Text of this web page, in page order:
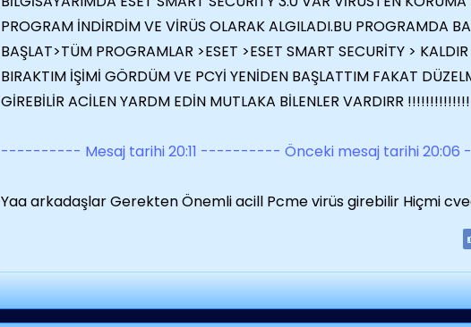
PROGRAM İNDİRDİM VE VİRÜS OLARAK ALGILADI.BU PROGRAMDA
BAŞLAT>TÜM PROGRAMLAR >ESET >ESET SMART SECURİTY >
BIRAKTIM İŞİMİ GÖRDÜM VE PCYİ YENİDEN BAŞLATTIM FAKAT
GİREBİLİR ACİLEN YARDM EDİN MUTLAKA BİLENLER VARDIRR !!!!!!!!!!!!!!
---------- Mesaj tarihi 20:11 ---------- Önceki mesaj tarihi
Yaa arkadaşlar Gerekten Önemli acill Pcme virüs girebilir Hiçmi